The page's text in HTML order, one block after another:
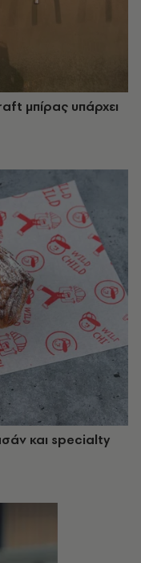
μπίρας υπάρχει
και specialty